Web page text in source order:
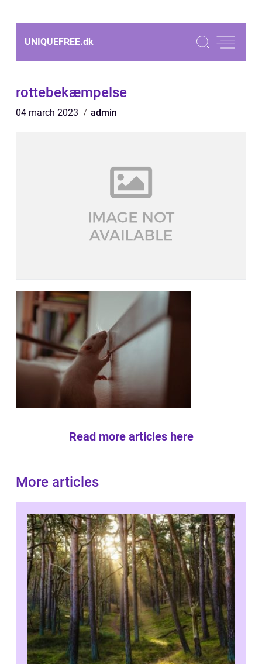
UNIQUEFREE.dk
rottebekæmpelse
04 march 2023 admin
Read more articles here
More articles